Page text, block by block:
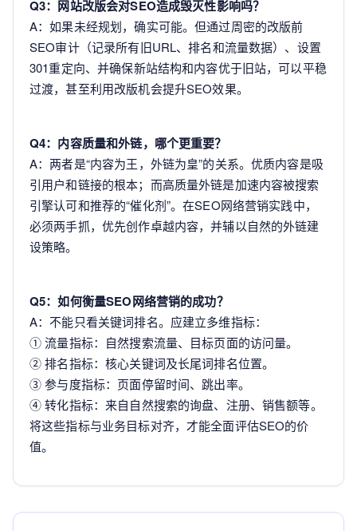
Q3：网站改版会对SEO造成毁灭性影响吗？
A：如果未经规划，确实可能。但通过周密的改版前
SEO审计（记录所有旧URL、排名和流量数据）、设置
301重定向、并确保新站结构和内容优于旧站，可以平稳
过渡，甚至利用改版机会提升SEO效果。
Q4：内容质量和外链，哪个更重要？
A：两者是“内容为王，外链为皇”的关系。优质内容是吸
引用户和链接的根本；而高质量外链是加速内容被搜索
引擎认可和推荐的“催化剂”。在SEO网络营销实践中，
必须两手抓，优先创作卓越内容，并辅以自然的外链建
设策略。
Q5：如何衡量SEO网络营销的成功？
A：不能只看关键词排名。应建立多维指标：
① 流量指标：自然搜索流量、目标页面的访问量。
② 排名指标：核心关键词及长尾词排名位置。
③ 参与度指标：页面停留时间、跳出率。
④ 转化指标：来自自然搜索的询盘、注册、销售额等。
将这些指标与业务目标对齐，才能全面评估SEO的价
值。